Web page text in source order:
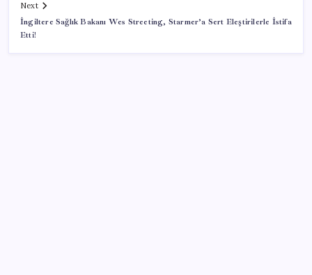
Next
İngiltere Sağlık Bakanı Wes Streeting, Starmer’a Sert Eleştirilerle İstifa
Etti!